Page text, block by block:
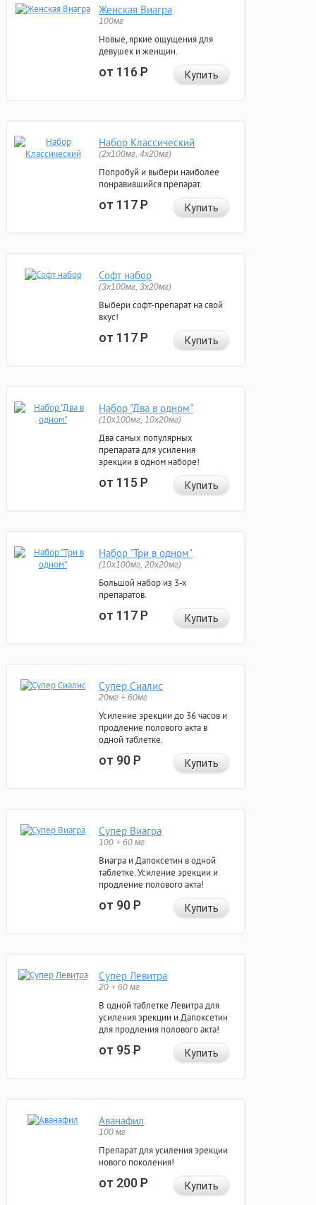
Женская Виагра
100мг
Новые, яркие ощущения для
девушек и женщин.
от 116Р Купить
Набор Классический
(2x100мг, 4x20мг)
Попробуй и выбери наиболее
понравившийся препарат.
от 117Р Купить
Софт набор
(3x100мг, 3x20мг)
Выбери софт-препарат на свой
вкус!
от 117Р Купить
Набор "Два в одном"
(10x100мг, 10x20мг)
Два самых популярных
препарата для усиления
эрекции в одном наборе!
от 115Р Купить
Набор "Три в одном"
(10x100мг, 20x20мг)
Большой набор из 3-х
препаратов.
от 117Р Купить
Супер Сиалис
20мг + 60мг
Усиление эрекции до 36 часов и
продление полового акта в
одной таблетке.
от 90Р Купить
Супер Виагра
100 + 60 мг
Виагра и Дапоксетин в одной
таблетке. Усиление эрекции и
продление полового акта!
от 90Р Купить
Супер Левитра
20 + 60 мг
В одной таблетке Левитра для
усиления эрекции и Дапоксетин
для продления полового акта!
от 95Р Купить
Аванафил
100 мг
Препарат для усиления эрекции
нового поколения!
от 200Р Купить